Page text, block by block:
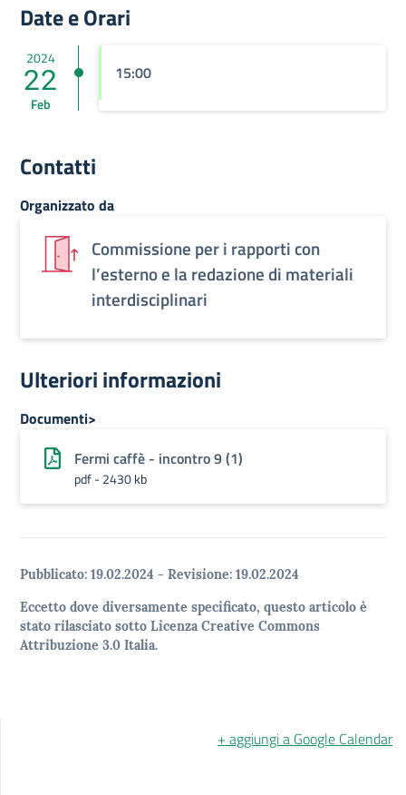
Date e Orari
2024
22
Feb
15:00
Contatti
Organizzato da
Commissione per i rapporti con
l’esterno e la redazione di materiali
interdisciplinari
Ulteriori informazioni
Documenti>
Fermi caffè - incontro 9 (1)
pdf - 2430 kb
Pubblicato: 19.02.2024 - Revisione: 19.02.2024
Eccetto dove diversamente specificato, questo articolo è
stato rilasciato sotto Licenza Creative Commons
Attribuzione 3.0 Italia.
+ aggiungi a Google Calendar